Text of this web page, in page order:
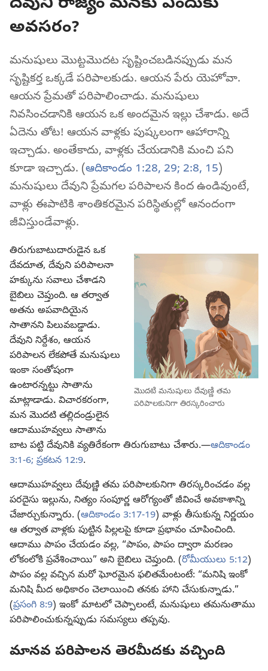
దేవుని రాజ్యం మనకు ఎందుకు
అవసరం?
మనుషులు మొట్టమొదట సృష్టించబడినప్పుడు మన
సృష్టికర్త ఒక్కడే పరిపాలకుడు. ఆయన పేరు యెహోవా.
ఆయన ప్రేమతో పరిపాలించాడు. మనుషులు
నివసించడానికి ఆయన ఒక అందమైన ఇల్లు చేశాడు. అదే
ఏదెను తోట! ఆయన వాళ్లకు పుష్కలంగా ఆహారాన్ని
ఇచ్చాడు. అంతేకాదు, వాళ్లకు చేయడానికి మంచి పని
కూడా ఇచ్చాడు. (ఆదికాండం 1:28, 29; 2:8, 15)
మనుషులు దేవుని ప్రేమగల పరిపాలన కింద ఉండివుంటే,
వాళ్లు ఈపాటికి శాంతికరమైన పరిస్థితుల్లో ఆనందంగా
జీవిస్తుండేవాళ్లు.
మొదటి మనుషులు దేవుణ్ణి తమ
పరిపాలకునిగా తిరస్కరించారు
తిరుగుబాటుదారుడైన ఒక
దేవదూత, దేవుని పరిపాలనా
హక్కును సవాలు చేశాడని
బైబిలు చెప్తుంది. ఆ తర్వాత
అతను అపవాదియైన
సాతానని పిలువబడ్డాడు.
దేవుని నిర్దేశం, ఆయన
పరిపాలన లేకపోతే మనుషులు
ఇంకా సంతోషంగా
ఉంటారన్నట్టు సాతాను
మాట్లాడాడు. విచారకరంగా,
మన మొదటి తల్లిదండ్రులైన
ఆదాముహవ్వలు సాతాను
బాట పట్టి దేవునికి వ్యతిరేకంగా తిరుగుబాటు చేశారు.—ఆదికాండం
3:1-6; ప్రకటన 12:9.
ఆదాముహవ్వలు దేవుణ్ణి తమ పరిపాలకునిగా తిరస్కరించడం వల్ల
పరదైసు ఇల్లును, నిత్యం సంపూర్ణ ఆరోగ్యంతో జీవించే అవకాశాన్ని
చేజార్చుకున్నారు. (ఆదికాండం 3:17-19) వాళ్లు తీసుకున్న నిర్ణయం
ఆ తర్వాత వాళ్లకు పుట్టిన పిల్లలపై కూడా ప్రభావం చూపించింది.
ఆదాము పాపం చేయడం వల్ల, “పాపం, పాపం ద్వారా మరణం
లోకంలోకి ప్రవేశించాయి” అని బైబిలు చెప్తుంది. (రోమీయులు 5:12)
పాపం వల్ల వచ్చిన మరో ఘోరమైన ఫలితమేంటంటే: “మనిషి ఇంకో
మనిషి మీద అధికారం చెలాయించి తనకు హాని చేసుకున్నాడు.”
(ప్రసంగి 8:9) ఇంకో మాటలో చెప్పాలంటే, మనుషులు తమనుతాము
పరిపాలించుకున్నప్పుడు సమస్యలు తప్పవు.
మానవ పరిపాలన తెరమీదకు వచ్చింది